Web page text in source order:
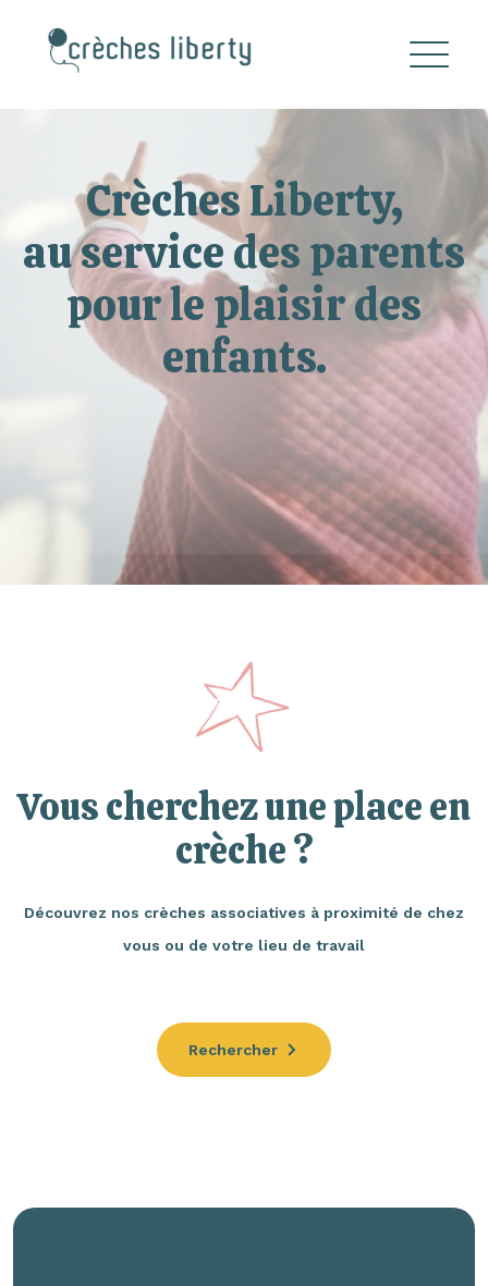
Crèches Liberty,
au service des parents
pour le plaisir des
enfants.
Vous cherchez une place en
crèche ?
Découvrez nos crèches associatives à proximité de chez
vous ou de votre lieu de travail
Rechercher